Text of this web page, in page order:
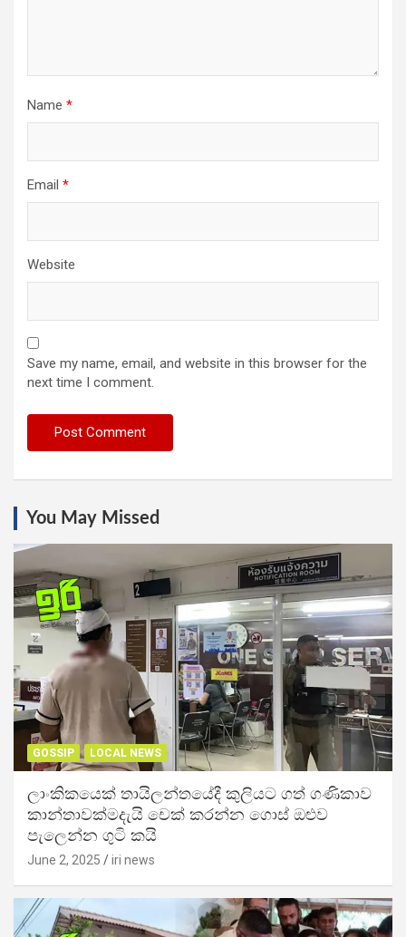
Name *
Email *
Website
Save my name, email, and website in this browser for the
next time I comment.
You May Missed
GOSSIP LOCAL NEWS
ලාංකිකයෙක් තායිලන්තයේදී කුලියට ගත් ගණිකාව
කාන්තාවක්මදැයි චෙක් කරන්න ගොස් ඔළුව
පැලෙන්න ගුටි කයි
June 2, 2025 iri news